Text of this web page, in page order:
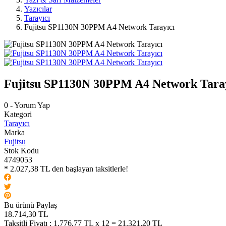
Yazıcılar
Tarayıcı
Fujitsu SP1130N 30PPM A4 Network Tarayıcı
Fujitsu SP1130N 30PPM A4 Network
0 - Yorum Yap
Kategori
Tarayıcı
Marka
Fujitsu
Stok Kodu
4749053
* 2.027,38 TL den başlayan taksitlerle!
Bu ürünü Paylaş
18.714,30 TL
Taksitli Fiyatı : 1.776,77 TL x 12 = 21.321,20 TL